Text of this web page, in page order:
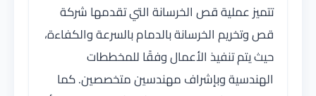
تتميز عملية قص الخرسانة التي تقدمها شركة
قص وتخريم الخرسانة بالدمام بالسرعة والكفاءة،
حيث يتم تنفيذ الأعمال وفقًا للمخططات
الهندسية وبإشراف مهندسين متخصصين. كما